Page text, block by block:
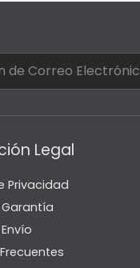
Legal
Privacidad